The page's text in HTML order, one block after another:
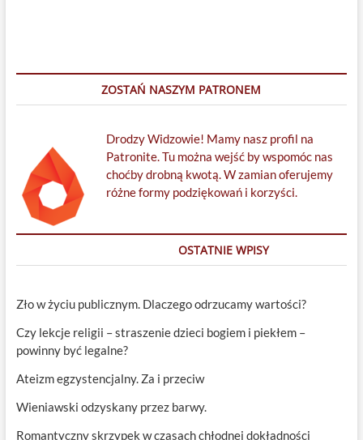
ZOSTAŃ NASZYM PATRONEM
Drodzy Widzowie! Mamy nasz profil na
Patronite. Tu można wejść by wspomóc nas
choćby drobną kwotą. W zamian oferujemy
różne formy podziękowań i korzyści.
OSTATNIE WPISY
Zło w życiu publicznym. Dlaczego odrzucamy wartości?
Czy lekcje religii – straszenie dzieci bogiem i piekłem –
powinny być legalne?
Ateizm egzystencjalny. Za i przeciw
Wieniawski odzyskany przez barwy.
Romantyczny skrzypek w czasach chłodnej dokładności